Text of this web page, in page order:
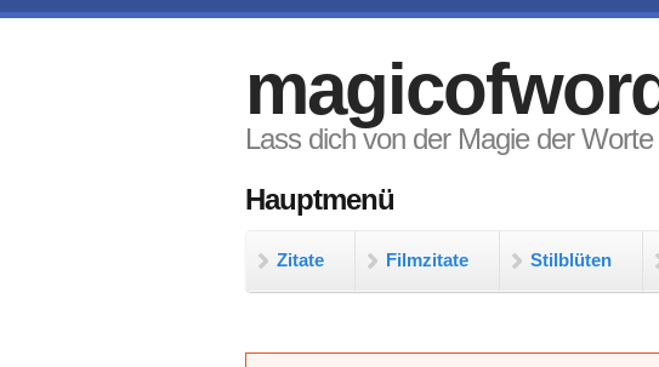
Lass dich von der Magie der
Hauptmenü
Zitate Filmzitate Stilblüten